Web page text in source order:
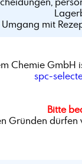
Umgang mit
Chemie GmbH
spc-
Bitte
Gründen